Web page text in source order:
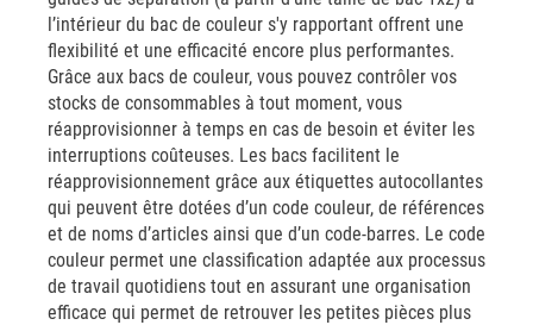
l’intérieur du bac de couleur s'y rapportant offrent une
flexibilité et une efficacité encore plus performantes.
Grâce aux bacs de couleur, vous pouvez contrôler vos
stocks de consommables à tout moment, vous
réapprovisionner à temps en cas de besoin et éviter les
interruptions coûteuses. Les bacs facilitent le
réapprovisionnement grâce aux étiquettes autocollantes
qui peuvent être dotées d’un code couleur, de références
et de noms d’articles ainsi que d’un code-barres. Le code
couleur permet une classification adaptée aux processus
de travail quotidiens tout en assurant une organisation
efficace qui permet de retrouver les petites pièces plus